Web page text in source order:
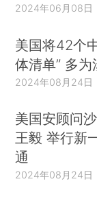
2024年06月08日
美国将42个
体清单” 多
2024年08月24日
美国安顾问
王毅 举行新
通
2024年08月24日